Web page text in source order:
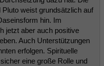
weist grundsätzlich auf
hin. Im
jetzt aber auch positive
Auch Unterstützungen
erfolgen. Spirituelle
eine große Rolle und